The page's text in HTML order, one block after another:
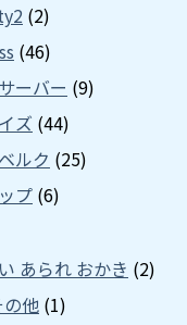
(2)
(46)
ーバー (9)
ズ (44)
ルク (25)
プ (6)
あられ おかき (2)
他 (1)